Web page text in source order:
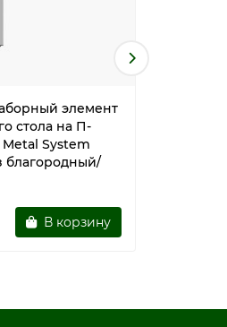
элемент
стола на П-
System
благородный/
В корзину